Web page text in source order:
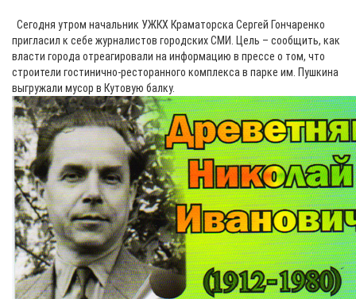
Сегодня утром начальник УЖКХ Краматорска Сергей Гончаренко
пригласил к себе журналистов городских СМИ. Цель – сообщить, как
власти города отреагировали на информацию в прессе о том, что
строители гостинично-ресторанного комплекса в парке им. Пушкина
выгружали мусор в Кутовую балку.